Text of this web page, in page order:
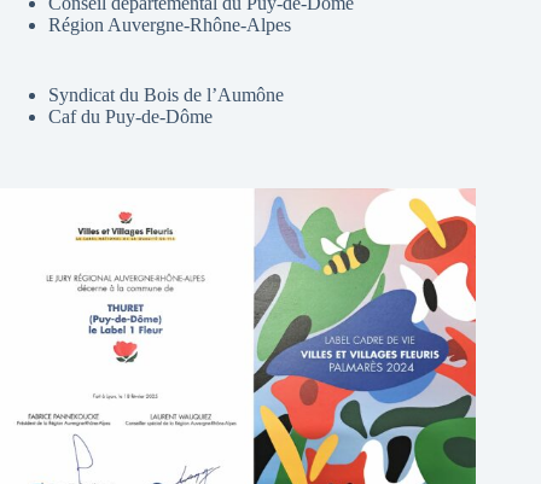
Région Auvergne-Rhône-Alpes
Syndicat du Bois de l’Aumône
Caf du Puy-de-Dôme